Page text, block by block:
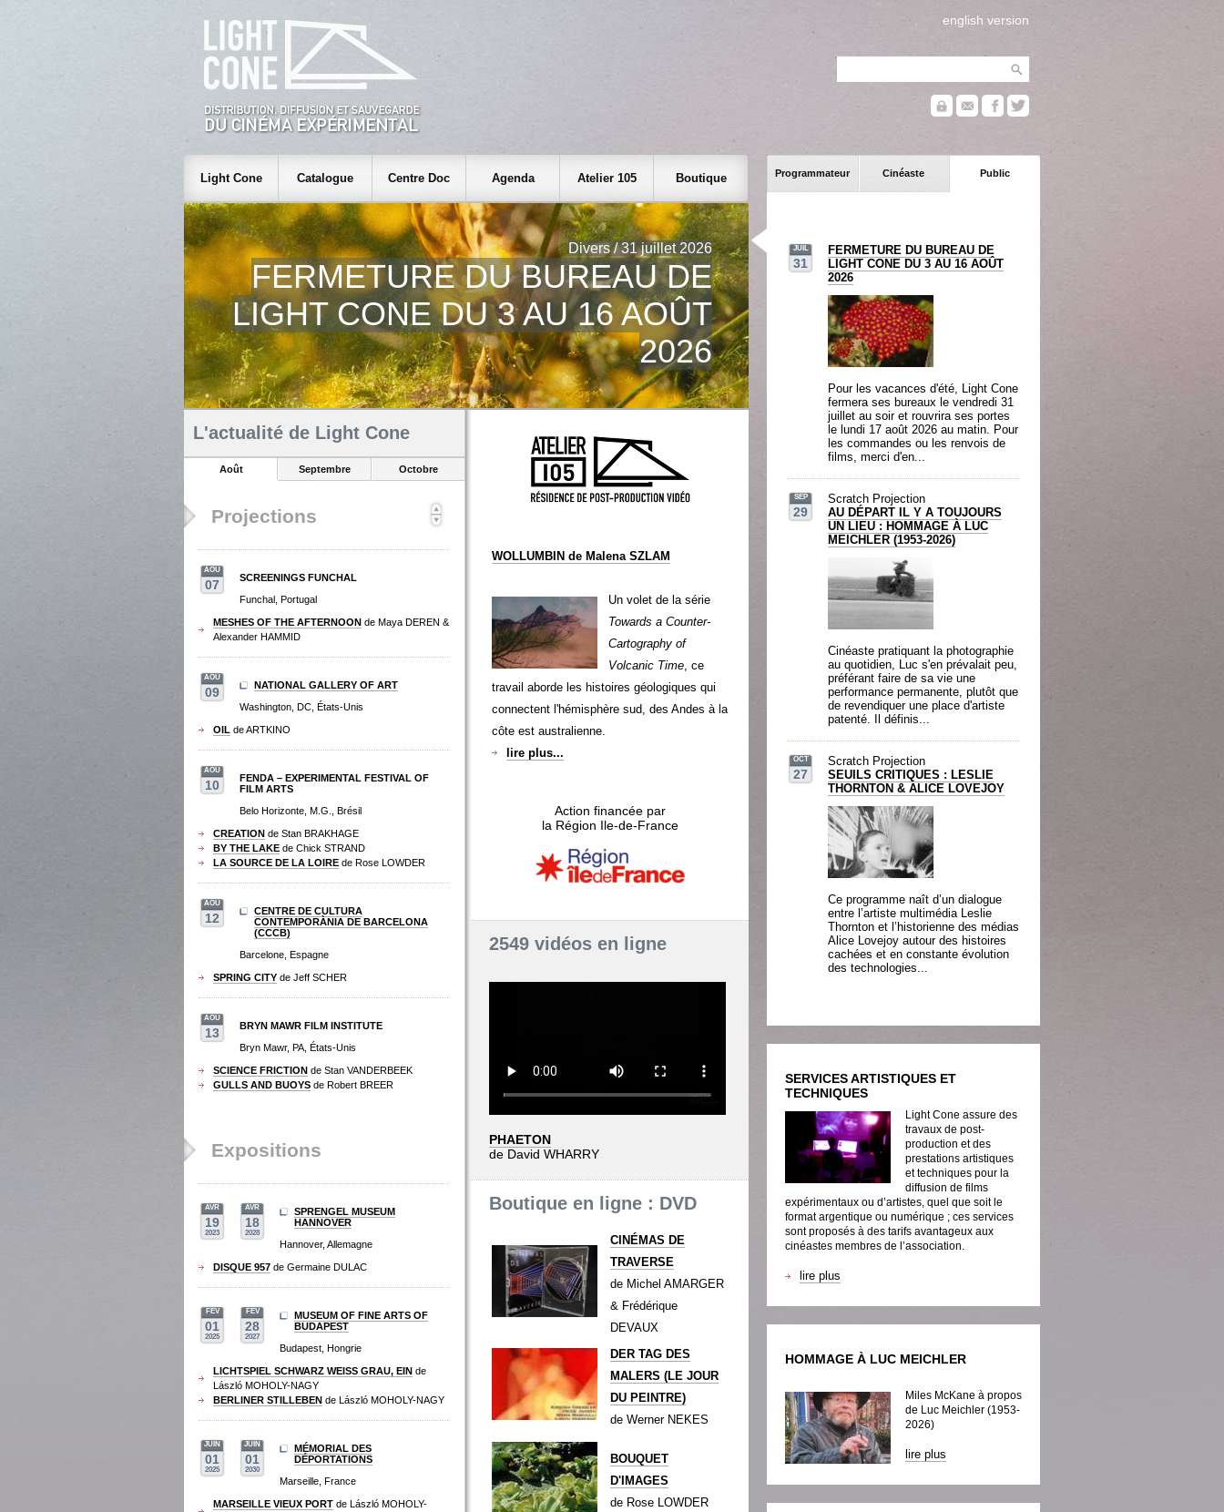
english version
Programmateur Cinéaste Public
JUIL
31
FERMETURE DU BUREAU DE
LIGHT CONE DU 3 AU 16 AOÛT
2026
Pour les vacances d'été, Light Cone
fermera ses bureaux le vendredi 31
juillet au soir et rouvrira ses portes
le lundi 17 août 2026 au matin. Pour
les commandes ou les renvois de
films, merci d'en...
SEP
29
Scratch Projection
AU DÉPART IL Y A TOUJOURS
UN LIEU : HOMMAGE À LUC
MEICHLER (1953-2026)
Cinéaste pratiquant la photographie
au quotidien, Luc s'en prévalait peu,
préférant faire de sa vie une
performance permanente, plutôt que
de revendiquer une place d'artiste
patenté. Il définis...
OCT
27
Scratch Projection
SEUILS CRITIQUES : LESLIE
THORNTON & ALICE LOVEJOY
Ce programme naît d’un dialogue
entre l’artiste multimédia Leslie
Thornton et l’historienne des médias
Alice Lovejoy autour des histoires
cachées et en constante évolution
des technologies...
SERVICES ARTISTIQUES ET
TECHNIQUES
Light Cone assure des
travaux de post-
production et des
prestations artistiques
et techniques pour la
diffusion de films
expérimentaux ou d’artistes, quel que soit le
format argentique ou numérique ; ces services
sont proposés à des tarifs avantageux aux
cinéastes membres de l’association.
lire plus
HOMMAGE À LUC MEICHLER
Miles McKane à propos
de Luc Meichler (1953-
2026)
lire plus
Light Cone Catalogue Centre Doc Agenda Atelier 105 Boutique
Divers / 31 juillet 2026
FERMETURE DU BUREAU DE
LIGHT CONE DU 3 AU 16 AOÛT
2026
WOLLUMBIN de Malena SZLAM
Un volet de la série
Towards a Counter-
Cartography of
Volcanic Time, ce
travail aborde les histoires géologiques qui
connectent l'hémisphère sud, des Andes à la
côte est australienne.
lire plus...
Action financée par
la Région Ile-de-France
2549 vidéos en ligne
PHAETON
de David WHARRY
Boutique en ligne : DVD
CINÉMAS DE
TRAVERSE
de Michel AMARGER
& Frédérique
DEVAUX
DER TAG DES
MALERS (LE JOUR
DU PEINTRE)
de Werner NEKES
BOUQUET
D'IMAGES
de Rose LOWDER
L'actualité de Light Cone
Août Septembre Octobre
Projections
AOU
07
SCREENINGS FUNCHAL
Funchal, Portugal
MESHES OF THE AFTERNOON de Maya DEREN &
Alexander HAMMID
AOU
09
NATIONAL GALLERY OF ART
Washington, DC, États-Unis
OIL de ARTKINO
AOU
10
FENDA – EXPERIMENTAL FESTIVAL OF
FILM ARTS
Belo Horizonte, M.G., Brésil
CREATION de Stan BRAKHAGE
BY THE LAKE de Chick STRAND
LA SOURCE DE LA LOIRE de Rose LOWDER
AOU
12
CENTRE DE CULTURA
CONTEMPORÀNIA DE BARCELONA
(CCCB)
Barcelone, Espagne
SPRING CITY de Jeff SCHER
AOU
13
BRYN MAWR FILM INSTITUTE
Bryn Mawr, PA, États-Unis
SCIENCE FRICTION de Stan VANDERBEEK
GULLS AND BUOYS de Robert BREER
Expositions
AVR
19
2023
AVR
18
2028
SPRENGEL MUSEUM
HANNOVER
Hannover, Allemagne
DISQUE 957 de Germaine DULAC
FEV
01
2025
FEV
28
2027
MUSEUM OF FINE ARTS OF
BUDAPEST
Budapest, Hongrie
LICHTSPIEL SCHWARZ WEISS GRAU, EIN de
László MOHOLY-NAGY
BERLINER STILLEBEN de László MOHOLY-NAGY
JUIN
01
2025
JUIN
01
2030
MÉMORIAL DES
DÉPORTATIONS
Marseille, France
MARSEILLE VIEUX PORT de László MOHOLY-